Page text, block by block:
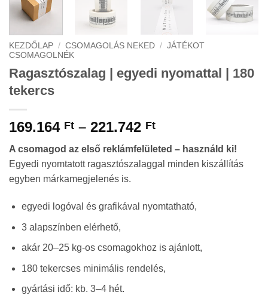
KEZDŐLAP / CSOMAGOLÁS NEKED / JÁTÉKOT
CSOMAGOLNÉK
Ragasztószalag | egyedi nyomattal | 180
tekercs
169.164 Ft – 221.742 FtÁrtartomány:
169.164 Ft
-
221.742 Ft
A csomagod az első reklámfelületed – használd ki!
Egyedi nyomtatott ragasztószalaggal minden kiszállítás
egyben márkamegjelenés is.
egyedi logóval és grafikával nyomtatható,
3 alapszínben elérhető,
akár 20–25 kg-os csomagokhoz is ajánlott,
180 tekercses minimális rendelés,
gyártási idő: kb. 3–4 hét.